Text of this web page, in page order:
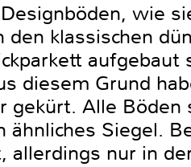
wie
den klassischen
aufgebaut
diesem Grund
gekürt. Alle
ähnliches Siegel.
allerdings nur in